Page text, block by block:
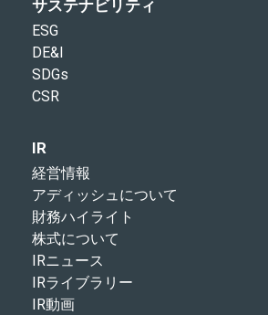
サステナビリティ
ESG
DE&I
SDGs
CSR
IR
経営情報
アディッシュについて
財務ハイライト
株式について
IRニュース
IRライブラリー
IR動画